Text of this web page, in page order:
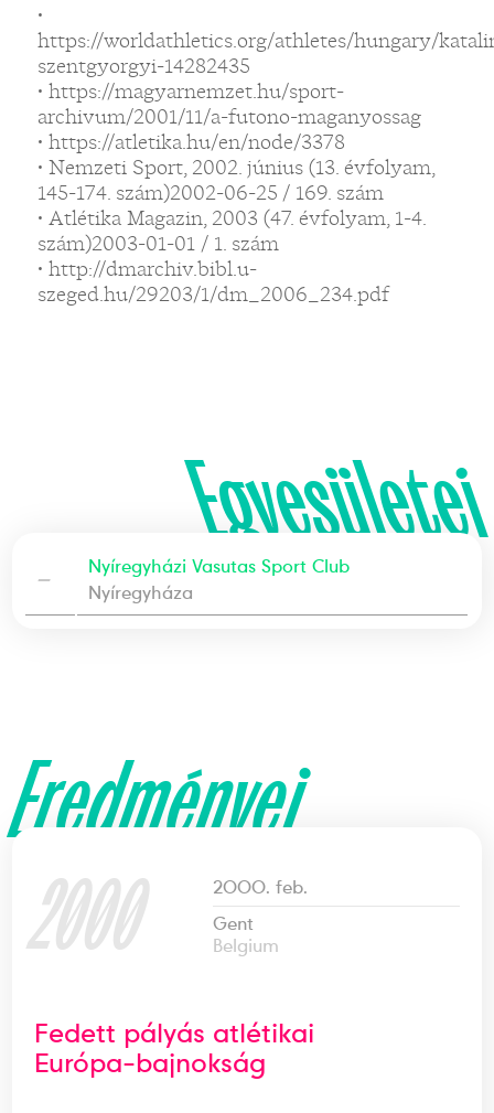
•
https://worldathletics.org/athletes/hungary/
szentgyorgyi-14282435
• https://magyarnemzet.hu/sport-
archivum/2001/11/a-futono-maganyossag
• https://atletika.hu/en/node/3378
• Nemzeti Sport, 2002. június (13. évfolyam,
145-174. szám)2002-06-25 / 169. szám
• Atlétika Magazin, 2003 (47. évfolyam, 1-4.
szám)2003-01-01 / 1. szám
• http://dmarchiv.bibl.u-
szeged.hu/29203/1/dm_2006_234.pdf
Egyesületei
—
Nyíregyházi Vasutas Sport Club
Nyíregyháza
Eredményei
2000
2000. feb.
Gent
Belgium
Fedett pályás atlétikai
Európa-bajnokság